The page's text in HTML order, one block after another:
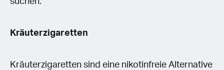
Kräuterzigaretten
Kräuterzigaretten sind eine nikotinfreie Alternative